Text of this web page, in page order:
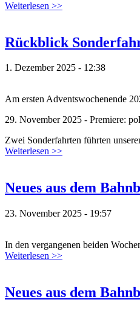
Weiterlesen >>
Rückblick
1. Dezember 2025 - 12:38
Am ersten Adventswochenende
29. November 2025 - Premiere:
Zwei Sonderfahrten führten
Weiterlesen >>
Neues aus dem
23. November 2025 - 19:57
In den vergangenen beiden
Weiterlesen >>
Neues aus dem